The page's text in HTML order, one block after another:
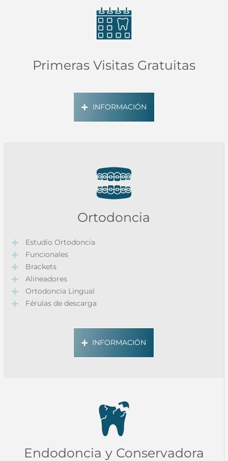
Primeras Visitas Gratuitas
INFORMACIÓN
Ortodoncia
Estudio Ortodoncia
Funcionales
Brackets
Alineadores
Ortodoncia Lingual
Férulas de descarga
INFORMACIÓN
Endodoncia y Conservadora